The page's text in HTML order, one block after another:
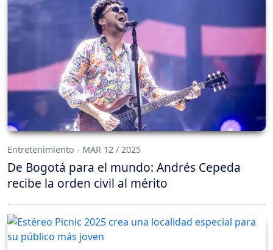
Entretenimiento - MAR 12 / 2025
De Bogotá para el mundo: Andrés Cepeda
recibe la orden civil al mérito